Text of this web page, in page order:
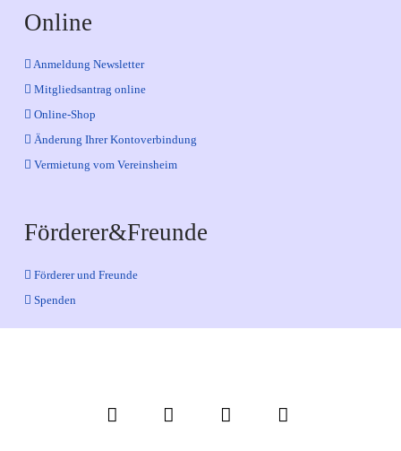
Online
Anmeldung Newsletter
Mitgliedsantrag online
Online-Shop
Änderung Ihrer Kontoverbindung
Vermietung vom Vereinsheim
Förderer&Freunde
Förderer und Freunde
Spenden